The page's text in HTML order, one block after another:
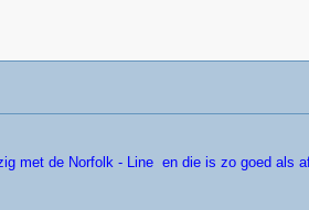
met de Norfolk - Line en die is zo goed als